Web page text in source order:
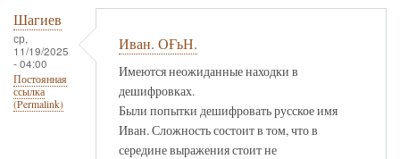
Шагиев
ср,
11/19/2025
- 04:00
Постоянная
ссылка
(Permalink)
Иван. ОҒьН.
Имеются неожиданные находки в
дешифровках.
Были попытки дешифровать русское имя
Иван. Сложность состоит в том, что в
середине выражения стоит не